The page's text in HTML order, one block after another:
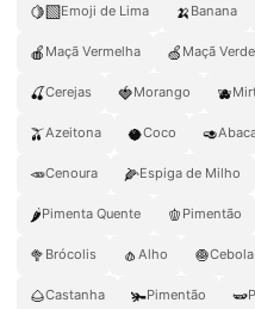
🍋‍🟩Emoji de Lima 🍌 Banana
🍎 Maçã Vermelha 🍏 Maçã Verde
🍒Cerejas 🍓Morango 🫐
🫒Azeitona 🥥Coco 🥑
🥕Cenoura 🌽Espiga de Milho
🌶Pimenta Quente 🫑 Pimentão
🥦 Brócolis 🧄 Alho 🧅Cebola
🌰Castanha 🫚Pimentão 🫛